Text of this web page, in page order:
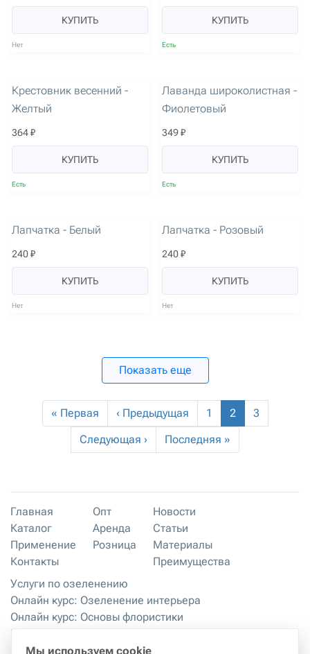
КУПИТЬ
Нет
КУПИТЬ
Есть
Крестовник весенний -
Желтый
364 ₽
КУПИТЬ
Есть
Лаванда широколистная -
Фиолетовый
349 ₽
КУПИТЬ
Есть
Лапчатка - Белый
240 ₽
КУПИТЬ
Нет
Лапчатка - Розовый
240 ₽
КУПИТЬ
Нет
Показать еще
« Первая ‹ Предыдущая 1 2
3
Следующая ›
Последняя »
Главная
Каталог
Применение
Контакты
Опт
Аренда
Розница
Новости
Статьи
Материалы
Преимущества
Услуги по озеленению
Онлайн курс: Озеленение интерьера
Онлайн курс: Основы флористики
Мастер-классы
Правила хранения и эксплуатации
Мы используем cookie